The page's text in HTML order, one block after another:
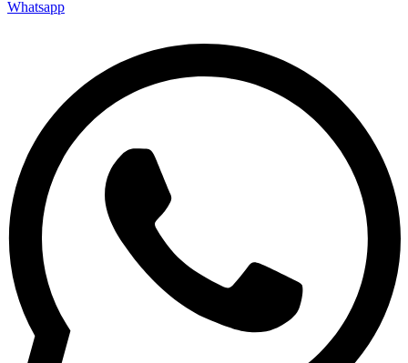
Whatsapp